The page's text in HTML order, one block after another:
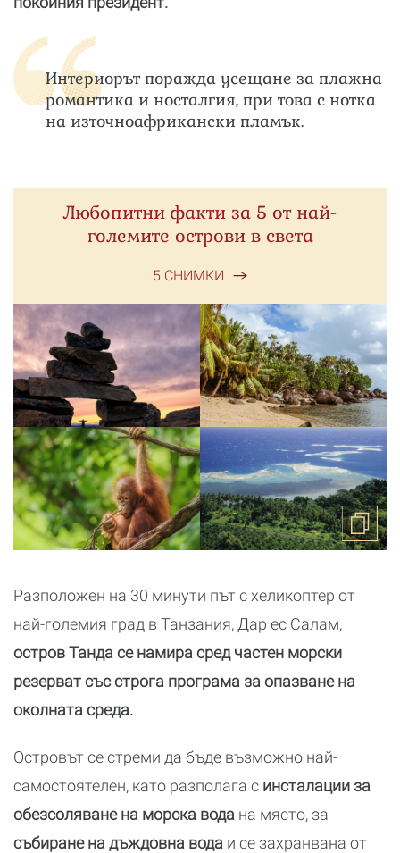
Интериорът поражда усещане за плажна
романтика и носталгия, при това с нотка
на източноафрикански пламък.
Любопитни факти за 5 от най-
големите острови в света
5 СНИМКИ
Разположен на 30 минути път с хеликоптер от
най-големия град в Танзания, Дар ес Салам,
остров Танда се намира сред частен морски
резерват със строга програма за опазване на
околната среда.
Островът се стреми да бъде възможно най-
самостоятелен, като разполага с инсталации за
обезсоляване на морска вода на място, за
събиране на дъждовна вода и се захранвана от